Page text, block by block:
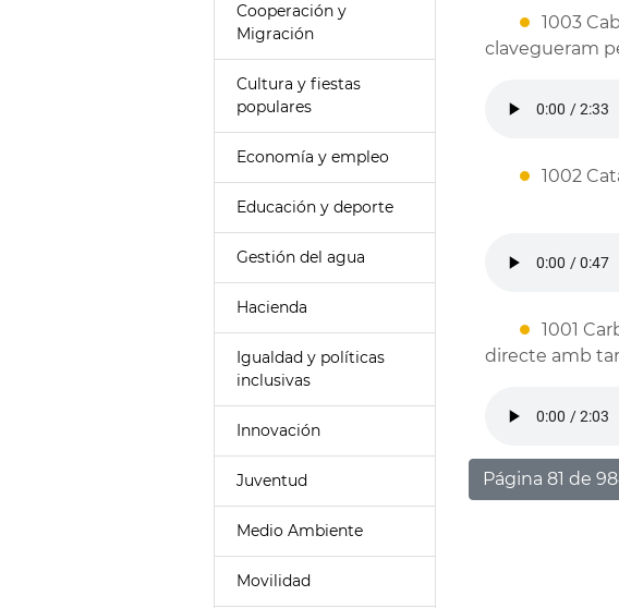
Cooperación y
Migración
Cultura y fiestas
populares
Economía y empleo
Educación y deporte
Gestión del agua
Hacienda
Igualdad y políticas
inclusivas
Innovación
Juventud
Medio Ambiente
Movilidad
1003
clavegueram
1002
1001
directe amb
Página 81 de